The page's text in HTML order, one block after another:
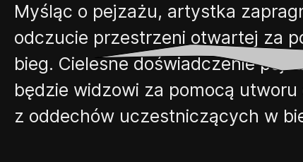
Myśląc o pejzażu, artystka
odczucie przestrzeni otwartej za
bieg. Cielesne doświadczenie
będzie widzowi za pomocą
z oddechów uczestniczących w